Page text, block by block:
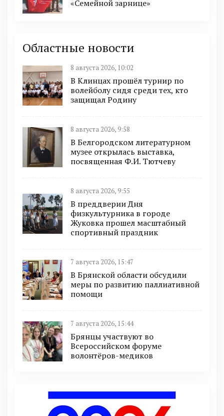
«Семейной зарнице»
Областные новости
8 августа 2026, 10:02
В Клинцах прошёл турнир по
волейболу сидя среди тех, кто
защищал Родину
8 августа 2026, 9:58
В Белгородском литературном
музее открылась выставка,
посвященная Ф.И. Тютчеву
8 августа 2026, 9:55
В преддверии Дня
физкультурника в городе
Жуковка прошел масштабный
спортивный праздник
7 августа 2026, 15:47
В Брянской области обсудили
меры по развитию паллиативной
помощи
7 августа 2026, 15:44
Брянцы участвуют во
Всероссийском форуме
волонтёров-медиков